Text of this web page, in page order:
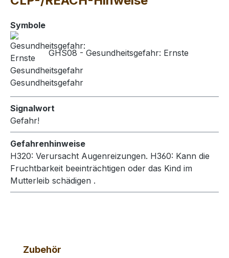
Symbole
GHS08 - Gesundheitsgefahr: Ernste
Gesundheitsgefahr
Signalwort
Gefahr!
Gefahrenhinweise
H320: Verursacht Augenreizungen. H360: Kann die
Fruchtbarkeit beeinträchtigen oder das Kind im
Mutterleib schädigen .
Produktgalerie überspringen
Zubehör